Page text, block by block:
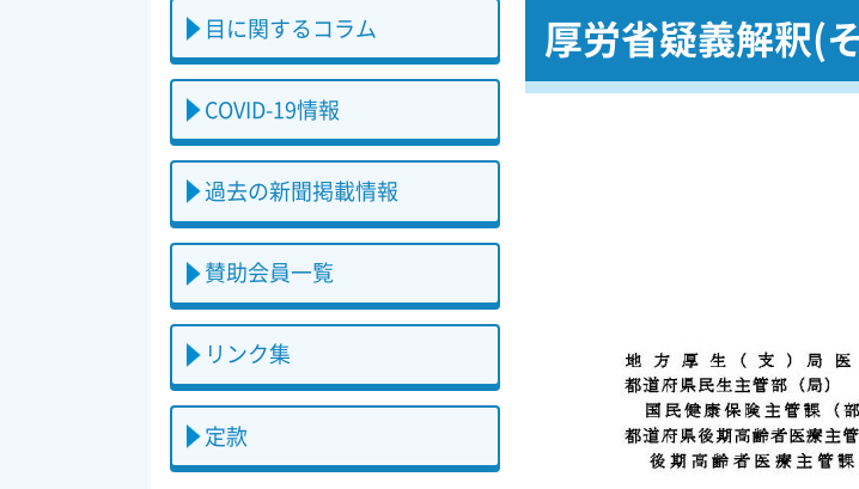
厚労省疑義解釈(
目に関するコラム
COVID-19情報
過去の新聞掲載情報
賛助会員一覧
リンク集
定款